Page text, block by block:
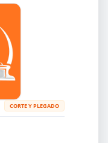
0RESULTADOS
CORTE Y PLEGADO